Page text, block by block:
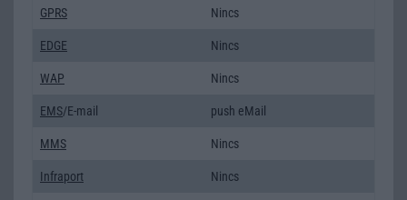
GPRS Nincs
EDGE Nincs
WAP Nincs
EMS/E-mail push eMail
MMS Nincs
Infraport Nincs